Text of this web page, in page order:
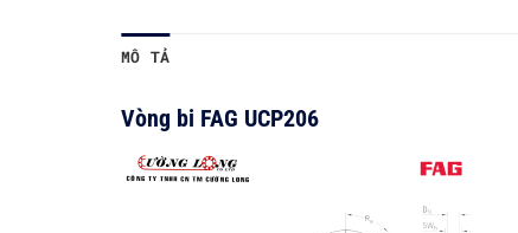
MÔ TẢ
Vòng bi FAG UCP206